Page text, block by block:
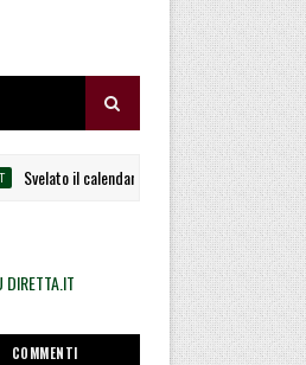
il calendario la Polisportiva Galli debutta
DIRETTA.IT
COMMENTI